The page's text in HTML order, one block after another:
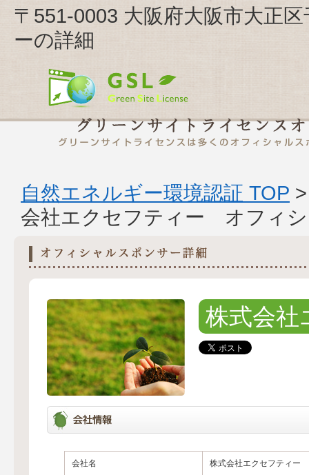
〒551-0003 大阪府大阪市大正
ーの詳細
自然エネルギー環境認証 TOP
会社エクセフティー オフィ
株式会社
会社名 株式会社エクセフティー